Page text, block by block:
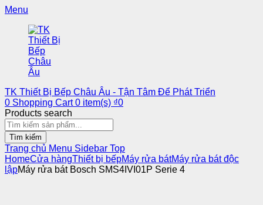
Menu
TK Thiết Bị Bếp Châu Âu - Tận Tâm Để Phát Triển
0 Shopping Cart 0 item(s) ₫0
Products search
Tìm kiếm
Trang chủ Menu Sidebar Top
HomeCửa hàngThiết bị bếpMáy rửa bátMáy rửa bát độc
lậpMáy rửa bát Bosch SMS4IVI01P Serie 4